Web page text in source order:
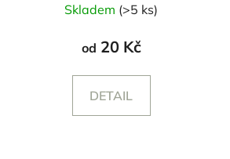
Skladem (>5 ks)
od 20 Kč
DETAIL